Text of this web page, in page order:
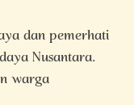
dan pemerhati
Nusantara.
warga